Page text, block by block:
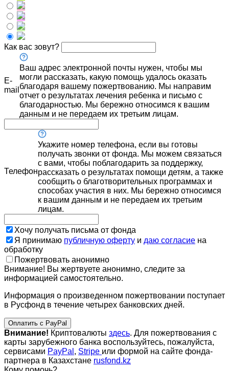
Как вас зовут?
E-
mail
Ваш адрес электронной почты нужен, чтобы мы
могли рассказать, какую помощь удалось оказать
благодаря вашему пожертвованию. Мы направим
отчет о результатах лечения ребенка и письмо с
благодарностью. Мы бережно относимся к вашим
данным и не передаем их третьим лицам.
Телефон
Укажите номер телефона, если вы готовы
получать звонки от фонда. Мы можем связаться
с вами, чтобы поблагодарить за поддержку,
рассказать о результатах помощи детям, а также
сообщить о благотворительных программах и
способах участия в них. Мы бережно относимся
к вашим данным и не передаем их третьим
лицам.
Хочу получать письма от фонда
Я принимаю публичную оферту и даю согласие на
обработку
Пожертвовать анонимно
Внимание! Вы жертвуете анонимно, следите за
информацией самостоятельно.
Информация о произведенном пожертвовании поступает
в Русфонд в течение четырех банковских дней.
Оплатить с PayPal
Внимание! Криптовалюты здесь. Для пожертвования с
карты зарубежного банка воспользуйтесь, пожалуйста,
сервисами PayPal , Stripe или формой на сайте фонда-
партнера в Казахстане rusfond.kz